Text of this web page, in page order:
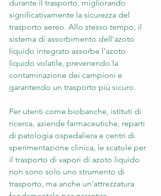
durante il trasporto, migliorando
significativamente la sicurezza del
trasporto aereo. Allo stesso tempo, il
sistema di assorbimento dell'azoto
liquido integrato assorbe l'azoto
liquido volatile, prevenendo la
contaminazione dei campioni e
garantendo un trasporto più sicuro.
Per utenti come biobanche, istituti di
ricerca, aziende farmaceutiche, reparti
di patologia ospedaliera e centri di
sperimentazione clinica, le scatole per
il trasporto di vapori di azoto liquido
non sono solo uno strumento di
trasporto, ma anche un'attrezzatura